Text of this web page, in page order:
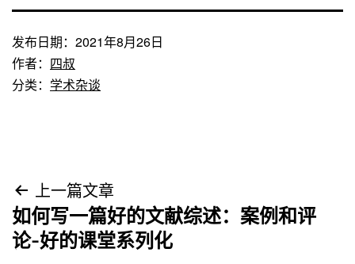
发布日期： 2021年8月26日
作者： 四叔
分类： 学术杂谈
文
章
上一篇文章
如何写一篇好的文献综述：案例和评
论-好的课堂系列化